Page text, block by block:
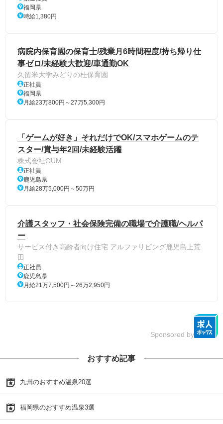
福岡県
時給1,380円
病院内保育園の保育士/残業月6時間程度/持ち帰り仕
事ゼロ/未経験大歓迎/車通勤OK
久留米大学みどりの杜保育園
正社員
福岡県
月給23万800円～27万5,300円
「ゲームが好き」それだけでOK/スマホゲームのテ
スター/賞与年2回/未経験活躍
株式会社GUM
正社員
鹿児島県
月給28万5,000円～50万円
介護スタッフ・社会保険完備の職場で介護職/ヘルパ
ー
サービス付き高齢者向け住宅 アルファリビング鹿児島上荒
田
正社員
鹿児島県
月給21万7,500円～26万2,950円
Sponsored by
おすすめ記事
九州のおすすめ温泉20選
福岡県のおすすめ温泉3選